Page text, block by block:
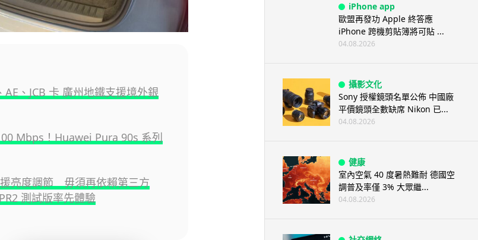
、JCB 卡 廣州地鐵支援境外銀
Mbps！Huawei Pura 90s 系列
亮度調節 毋須再依賴第三方
測試版率先體驗
iPhone app
歐盟再發功 Apple 終答應
iPhone 跨機剪貼簿將可貼 ...
04.08.2026
攝影文化
Sony 授權鏡頭名單公佈 中國廠
平價鏡頭全數缺席 Nikon 已...
04.08.2026
健康
室內空氣 40 度暑熱難耐 德國空
調普及率僅 3% 大眾繼...
04.08.2026